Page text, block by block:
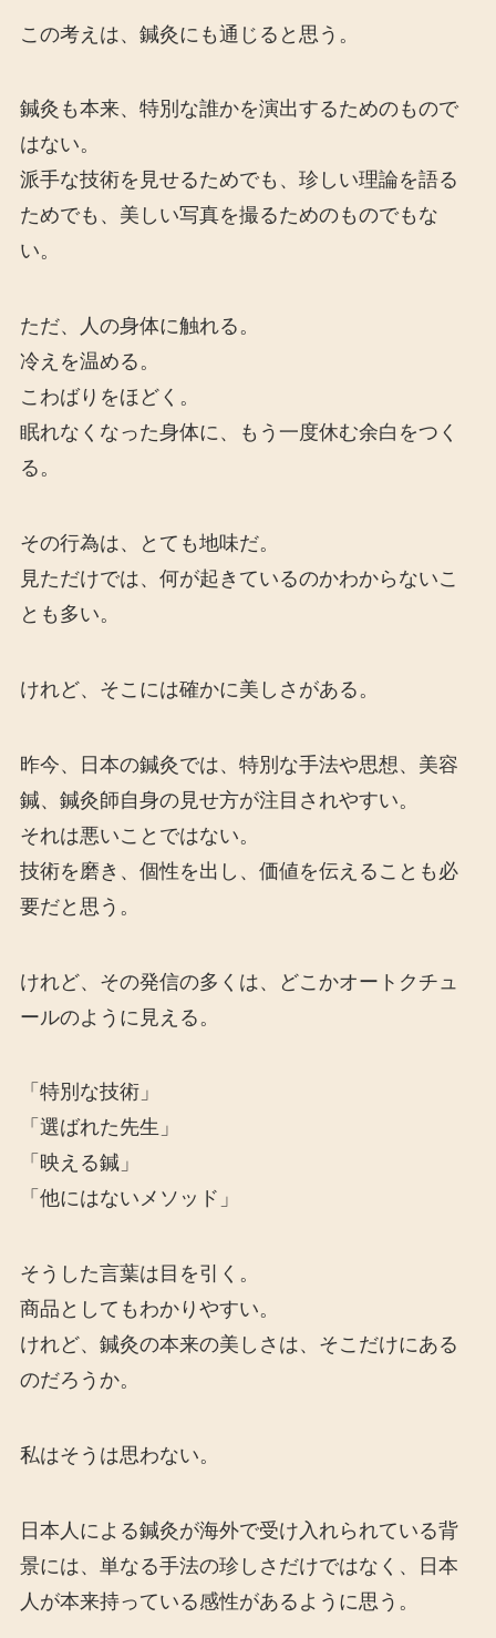
この考えは、鍼灸にも通じると思う。
鍼灸も本来、特別な誰かを演出するためのもので
はない。
派手な技術を見せるためでも、珍しい理論を語る
ためでも、美しい写真を撮るためのものでもな
い。
ただ、人の身体に触れる。
冷えを温める。
こわばりをほどく。
眠れなくなった身体に、もう一度休む余白をつく
る。
その行為は、とても地味だ。
見ただけでは、何が起きているのかわからないこ
とも多い。
けれど、そこには確かに美しさがある。
昨今、日本の鍼灸では、特別な手法や思想、美容
鍼、鍼灸師自身の見せ方が注目されやすい。
それは悪いことではない。
技術を磨き、個性を出し、価値を伝えることも必
要だと思う。
けれど、その発信の多くは、どこかオートクチュ
ールのように見える。
「特別な技術」
「選ばれた先生」
「映える鍼」
「他にはないメソッド」
そうした言葉は目を引く。
商品としてもわかりやすい。
けれど、鍼灸の本来の美しさは、そこだけにある
のだろうか。
私はそうは思わない。
日本人による鍼灸が海外で受け入れられている背
景には、単なる手法の珍しさだけではなく、日本
人が本来持っている感性があるように思う。